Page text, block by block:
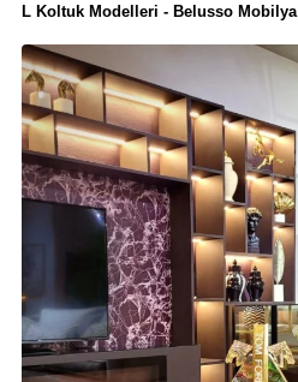
L Koltuk Modelleri - Belusso Mobilya